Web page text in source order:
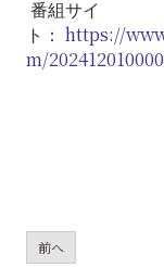
番組サイ
ト： https://
m/
前へ